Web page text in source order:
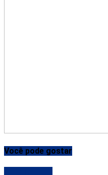
Você pode gostar